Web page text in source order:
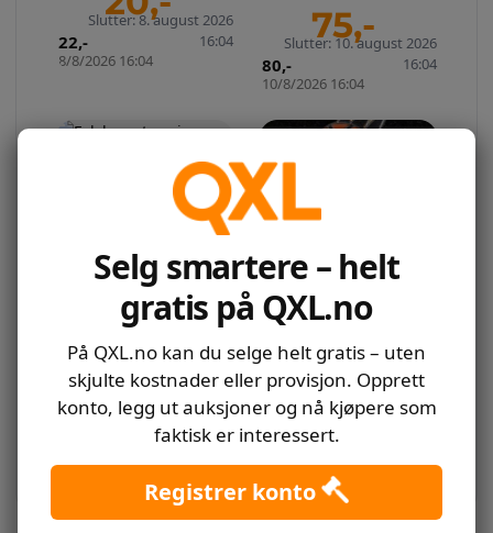
Slutter: 8. august 2026
16:04
8/8/2026 16:04
22,-
Slutter: 10. august 2026
16:04
75,-
10/8/2026 16:04
80,-
FALSKMYNTNER I
SACHSENHAUSEN –
NACHSTERN/RAGNAR
Auksjonen er
avsluttet
4/8/2026 16:04
25,-
Slutter: 15. august 2026
SAN ANTONIO
Utropspris:
20,-
22,-
Selg smartere – helt
gratis på QXL.no
På QXL.no kan du selge helt gratis – uten
skjulte kostnader eller provisjon. Opprett
konto, legg ut auksjoner og nå kjøpere som
faktisk er interessert.
Registrer konto